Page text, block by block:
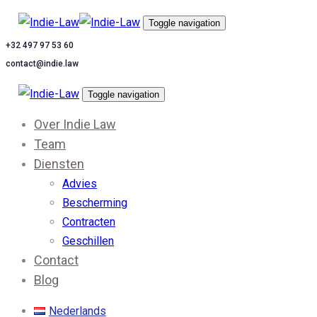
Skip
Skip
content
Toggle navigation
+32 497 97 53 60
contact@indie.law
Toggle navigation
Over Indie Law
Team
Diensten
Advies
Bescherming
Contracten
Geschillen
Contact
Blog
Nederlands